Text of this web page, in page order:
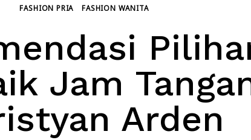
FASHION PRIA FASHION WANITA
Jam
Arden